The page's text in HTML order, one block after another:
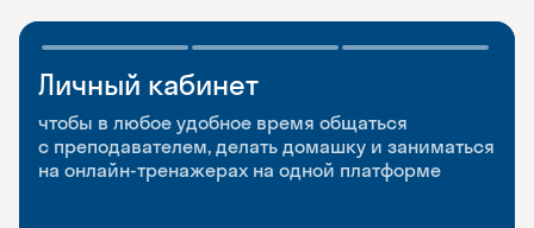
Личный кабинет
чтобы в любое удобное время общаться
с преподавателем, делать домашку и заниматься
на онлайн-тренажерах на одной платформе
Мобильное
приложение
чтобы заниматься и изучать новые слова где
и когда удобно
Разговорные клубы
и Talks
Групповые занятия для разговорной практики
и индивидуальные встречи с преподавателями